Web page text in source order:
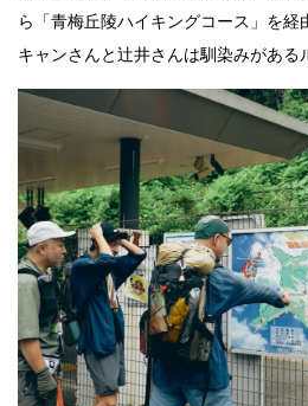
ら「青梅丘陵ハイキングコース」を経
キャンさんと辻井さんは馴染みがある